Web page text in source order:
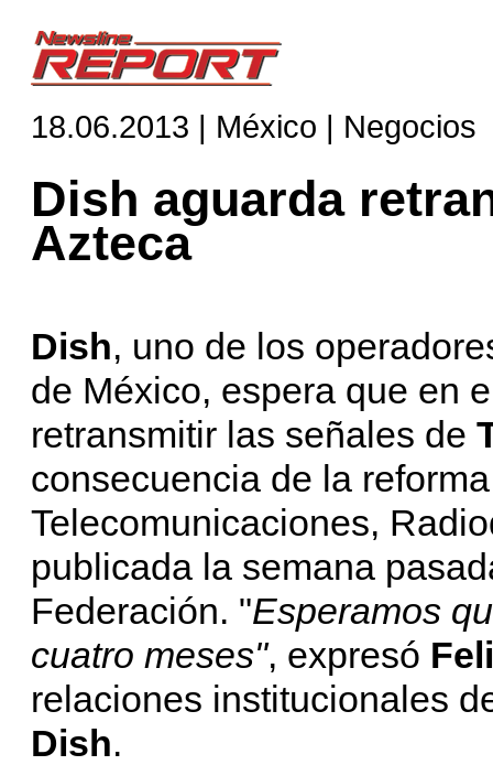
18.06.2013 | México | Negocios
Dish aguarda
Azteca
Dish, uno de los
de México, espera que en
retransmitir las señales de
consecuencia de la
Telecomunicaciones,
publicada la semana
Federación. "Esperamos
cuatro meses", expresó
relaciones institucionales
Dish.